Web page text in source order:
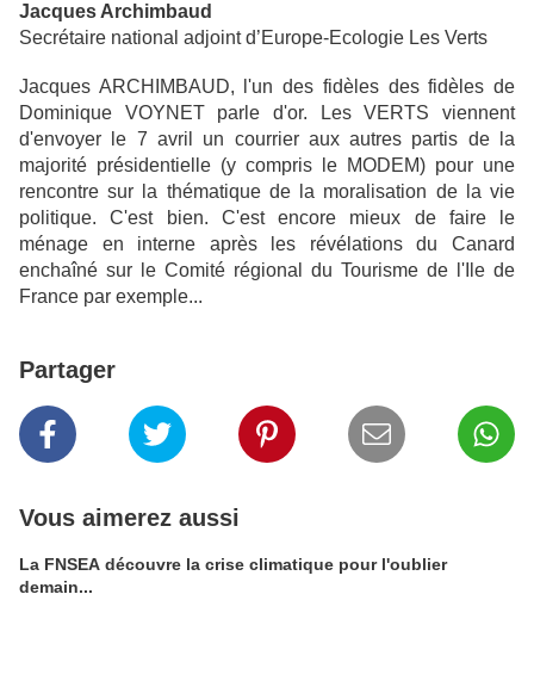
Jacques Archimbaud
Secrétaire national adjoint d’Europe-Ecologie Les Verts
Jacques ARCHIMBAUD, l'un des fidèles des fidèles de
Dominique VOYNET parle d'or. Les VERTS viennent
d'envoyer le 7 avril un courrier aux autres partis de la
majorité présidentielle (y compris le MODEM) pour une
rencontre sur la thématique de la moralisation de la vie
politique. C'est bien. C'est encore mieux de faire le
ménage en interne après les révélations du Canard
enchaîné sur le Comité régional du Tourisme de l'Ile de
France par exemple...
Partager
Vous aimerez aussi
La FNSEA découvre la crise climatique pour l'oublier
demain...